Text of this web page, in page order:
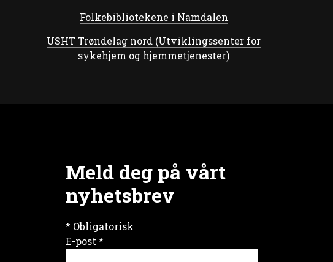
Folkebibliotekene i Namdalen
USHT Trøndelag nord (Utviklingssenter for
sykehjem og hjemmetjenester)
Meld deg på vårt
nyhetsbrev
* Obligatorisk
E-post *